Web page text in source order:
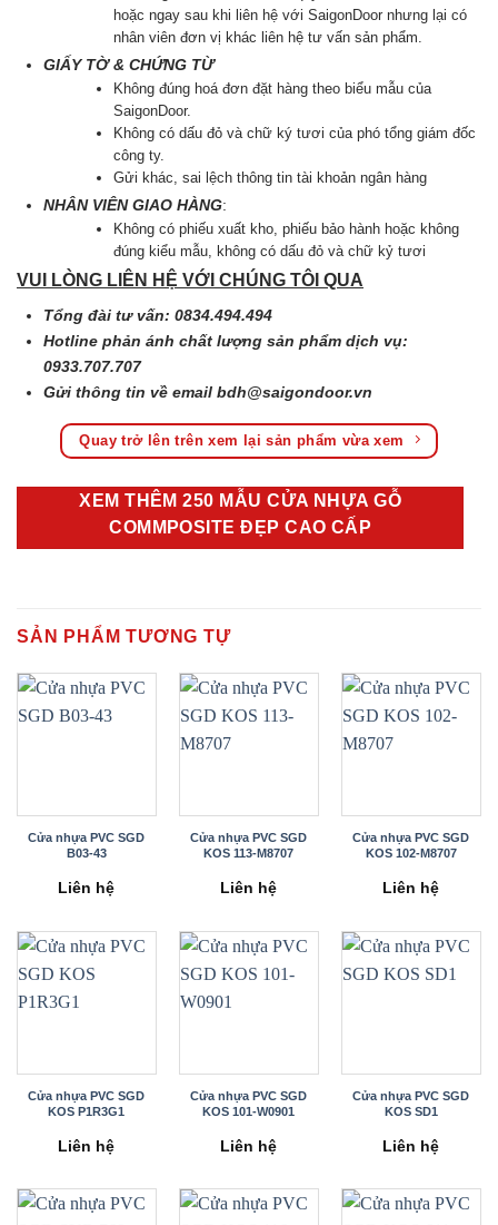
hoặc ngay sau khi liên hệ với SaigonDoor nhưng lại có
nhân viên đơn vị khác liên hệ tư vấn sản phẩm.
GIẤY TỜ & CHỨNG TỪ
Không đúng hoá đơn đặt hàng theo biểu mẫu của
SaigonDoor.
Không có dấu đỏ và chữ ký tươi của phó tổng giám đốc
công ty.
Gửi khác, sai lệch thông tin tài khoản ngân hàng
NHÂN VIÊN GIAO HÀNG:
Không có phiếu xuất kho, phiếu bảo hành hoặc không
đúng kiểu mẫu, không có dấu đỏ và chữ kỷ tươi
VUI LÒNG LIÊN HỆ VỚI CHÚNG TÔI QUA
Tổng đài tư vấn: 0834.494.494
Hotline phản ánh chất lượng sản phẩm dịch vụ:
0933.707.707
Gửi thông tin về emailbdh@saigondoor.vn
Quay trở lên trên xem lại sản phẩm vừa xem
XEM THÊM 250 MẪU CỬA NHỰA GỖ
COMMPOSITE ĐẸP CAO CẤP
SẢN PHẨM TƯƠNG TỰ
Cửa nhựa PVC SGD
B03-43
Liên hệ
Cửa nhựa PVC SGD
KOS 113-M8707
Liên hệ
Cửa nhựa PVC SGD
KOS 102-M8707
Liên hệ
Cửa nhựa PVC SGD
KOS P1R3G1
Liên hệ
Cửa nhựa PVC SGD
KOS 101-W0901
Liên hệ
Cửa nhựa PVC SGD
KOS SD1
Liên hệ